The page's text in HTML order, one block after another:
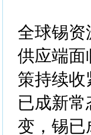
全球锡资
供应端面
策持续
已成新
变，锡已